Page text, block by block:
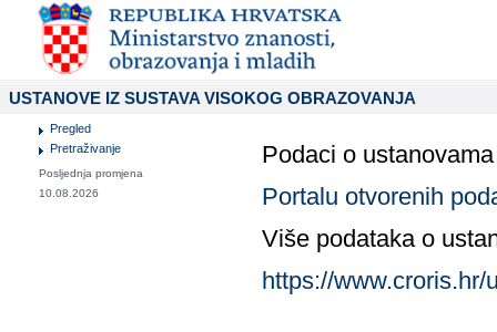
USTANOVE IZ SUSTAVA VISOKOG OBRAZOVANJA
Pregled
Pretraživanje
Posljednja promjena
10.08.2026
Podaci o
Portalu otvorenih
Više podataka o
https://